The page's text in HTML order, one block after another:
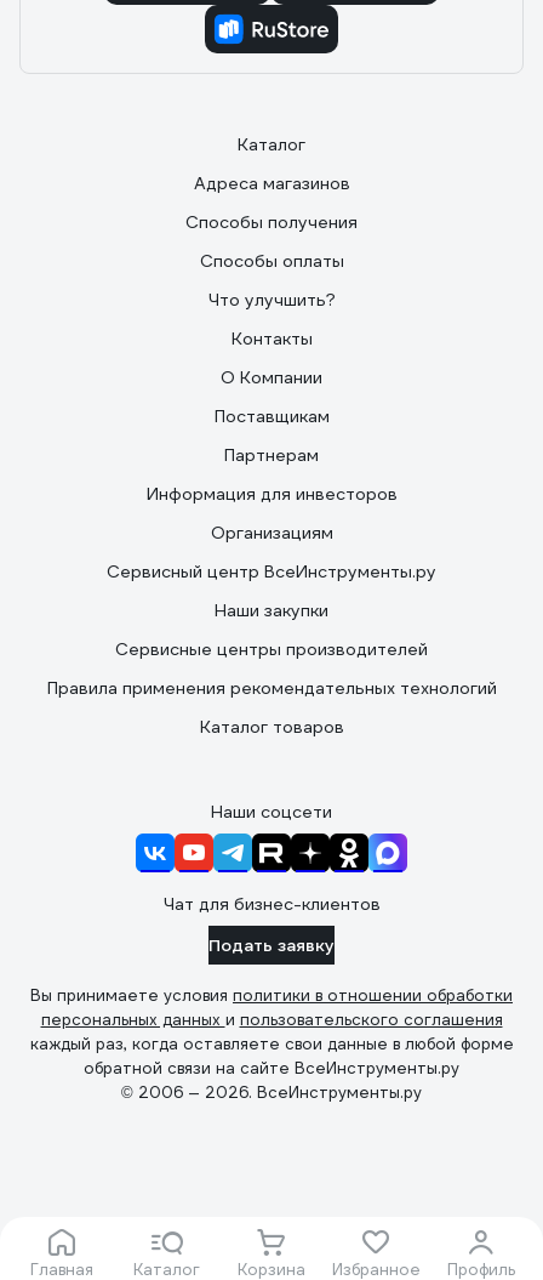
Главная Каталог Корзина Избранное Профиль
Каталог
Адреса магазинов
Способы получения
Способы оплаты
Что улучшить?
Контакты
О Компании
Поставщикам
Партнерам
Информация для инвесторов
Организациям
Сервисный центр ВсеИнструменты.ру
Наши закупки
Сервисные центры производителей
Правила применения рекомендательных технологий
Каталог товаров
Наши соцсети
Чат для бизнес-клиентов
Подать заявку
Вы принимаете условия политики в отношении обработки
персональных данных и пользовательского соглашения
каждый раз, когда оставляете свои данные в любой форме
обратной связи на сайте ВсеИнструменты.ру
© 2006 — 2026. ВсеИнструменты.ру